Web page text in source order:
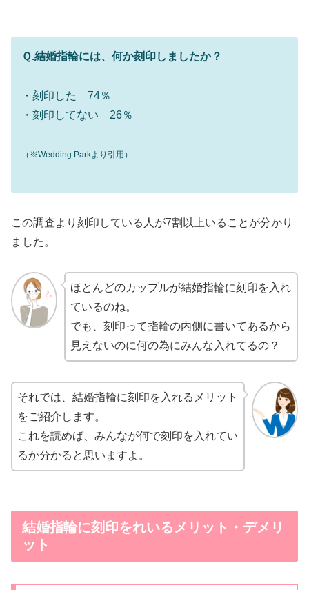
Ｑ.結婚指輪には、何か刻印しましたか？
・刻印した 74％
・刻印してない 26％
（※Wedding Parkより引用）
この調査より刻印している人が7割以上いることが分かり
ました。
ほとんどのカップルが結婚指輪に刻印を入れ
ているのね。
でも、刻印って指輪の内側に書いてあるから
見えないのに何の為にみんな入れてるの？
それでは、結婚指輪に刻印を入れるメリット
をご紹介します。
これを読めば、みんなが何で刻印を入れてい
るか分かると思いますよ。
結婚指輪に刻印をれいるメリット・デメリ
ット